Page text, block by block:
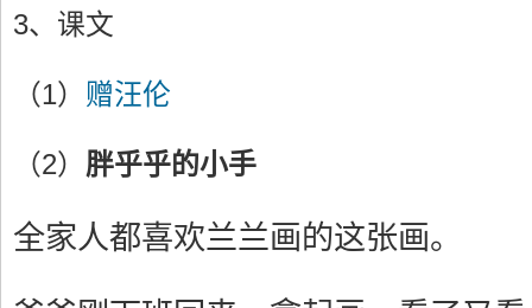
3、课文
（1） 赠汪伦
（2） 胖乎乎的小手
全家人都喜欢兰兰画的这张画。